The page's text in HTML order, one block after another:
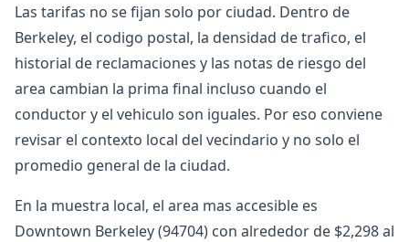
Las tarifas no se fijan solo por ciudad. Dentro de
Berkeley, el codigo postal, la densidad de trafico, el
historial de reclamaciones y las notas de riesgo del
area cambian la prima final incluso cuando el
conductor y el vehiculo son iguales. Por eso conviene
revisar el contexto local del vecindario y no solo el
promedio general de la ciudad.
En la muestra local, el area mas accesible es
Downtown Berkeley (94704) con alrededor de $2,298 al